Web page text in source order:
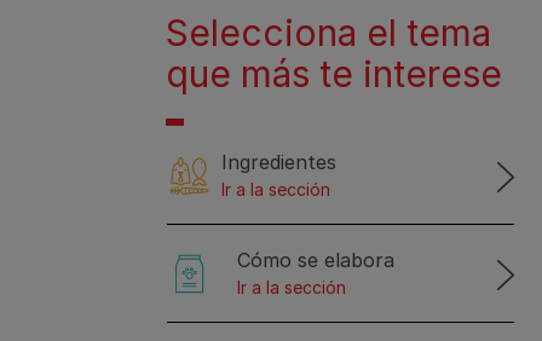
Selecciona el tema
que más te interese
Ingredientes
Ir a la sección
Cómo se elabora
Ir a la sección